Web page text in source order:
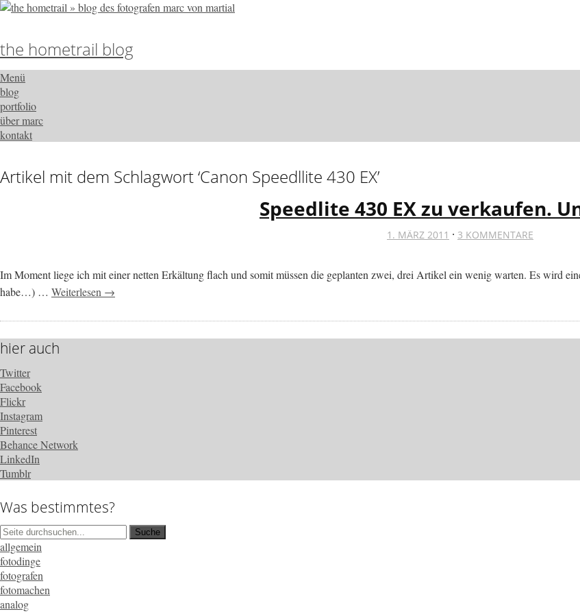
the hometrail blog
Menü
blog
portfolio
über marc
kontakt
Artikel mit dem Schlagwort ‘Canon Speedllite 430 EX’
Speedlite 430 EX zu verkaufen.
1. MÄRZ 2011 · 3 KOMMENTARE
Im Moment liege ich mit einer netten Erkältung flach und somit müssen die geplanten zwei, drei Artikel ein wenig warten. Es wird
habe…) … Weiterlesen →
hier auch
Twitter
Facebook
Flickr
Instagram
Pinterest
Behance Network
LinkedIn
Tumblr
Was bestimmtes?
allgemein
fotodinge
fotografen
fotomachen
analog